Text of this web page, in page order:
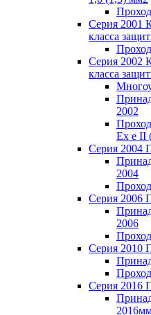
Серия 2001
класса
Серия 2002
класса
2002
Ex e II
Серия 2004
2004
Серия 2006
2006
Серия 2010
Серия 2016